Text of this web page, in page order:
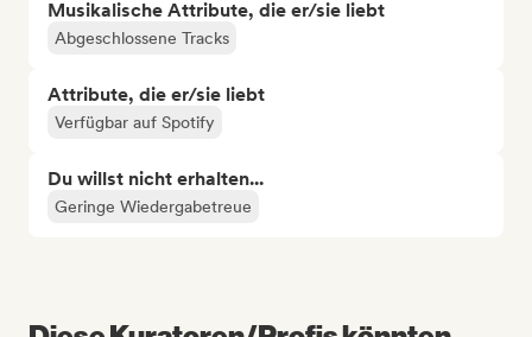
Musikalische Attribute, die er/sie liebt
Abgeschlossene Tracks
Attribute, die er/sie liebt
Verfügbar auf Spotify
Du willst nicht erhalten...
Geringe Wiedergabetreue